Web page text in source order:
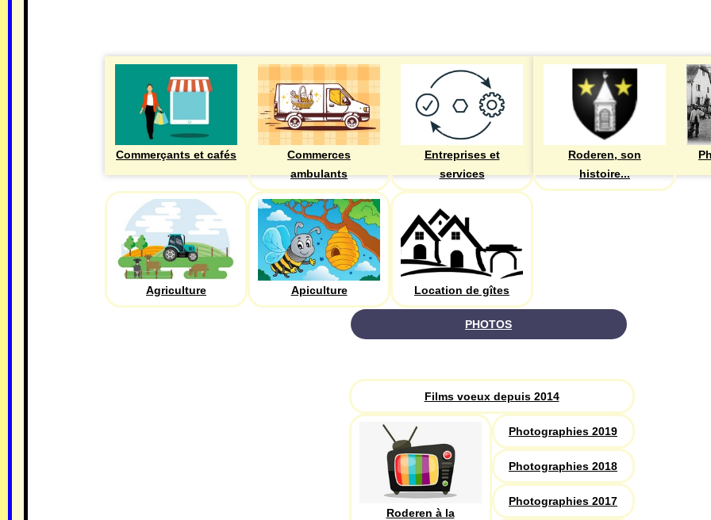
Commerçants et cafés
Commerces
ambulants
Entreprises et
services
Agriculture Apiculture Location de gîtes
Roderen, son
histoire...
PHOTOS
Films voeux depuis 2014
Roderen à la
Photographies 2019
Photographies 2018
Photographies 2017